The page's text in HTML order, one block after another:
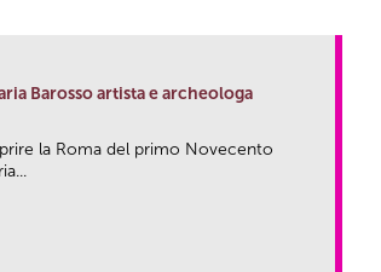
Barosso artista e archeologa
la Roma del primo Novecento